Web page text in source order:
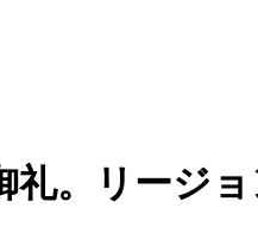
礼。リージ